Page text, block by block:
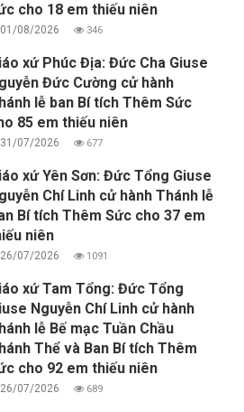
cho 18 em thiếu niên
01/08/2026 346
xứ Phúc Địa: Đức Cha Giuse
Đức Cường cử hành
lễ ban Bí tích Thêm Sức
85 em thiếu niên
31/07/2026 677
xứ Yên Sơn: Đức Tổng Giuse
Chí Linh cử hành Thánh lễ
Bí tích Thêm Sức cho 37 em
niên
26/07/2026 1091
xứ Tam Tổng: Đức Tổng
Nguyễn Chí Linh cử hành
lễ Bế mạc Tuần Chầu
Thể và Ban Bí tích Thêm
cho 92 em thiếu niên
26/07/2026 689